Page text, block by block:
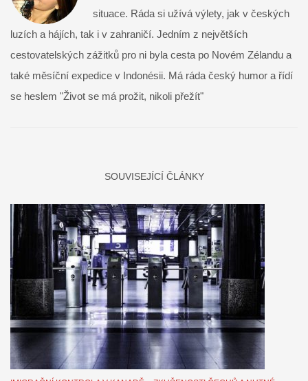
situace. Ráda si užívá výlety, jak v českých
luzích a hájích, tak i v zahraničí. Jedním z největších
cestovatelských zážitků pro ni byla cesta po Novém Zélandu a
také měsíční expedice v Indonésii. Má ráda český humor a řídí
se heslem "Život se má prožit, nikoli přežít"
SOUVISEJÍCÍ ČLÁNKY